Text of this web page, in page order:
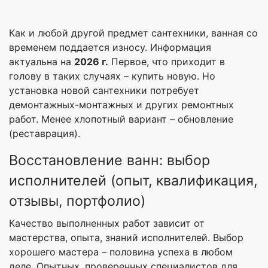
Как и любой другой предмет сантехники, ванная со
временем поддается износу. Информация
актуальна на 2026 г. Первое, что приходит в
голову в таких случаях – купить новую. Но
установка новой сантехники потребует
демонтажных-монтажных и других ремонтных
работ. Менее хлопотный вариант – обновление
(реставрация).
Восстановление ванн: выбор
исполнителей (опыт, квалификация,
отзывы, портфолио)
Качество выполненных работ зависит от
мастерства, опыта, знаний исполнителей. Выбор
хорошего мастера – половина успеха в любом